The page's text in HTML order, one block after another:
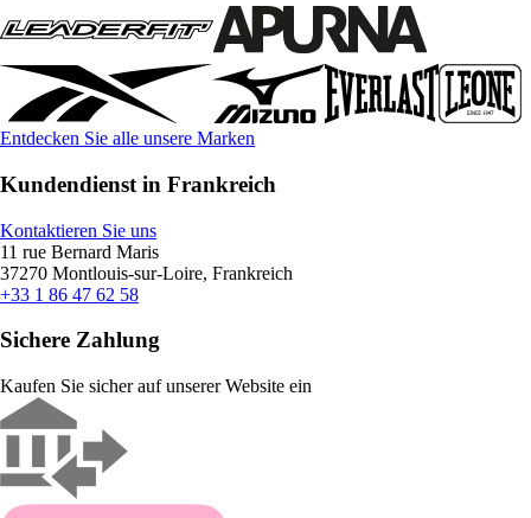
Entdecken Sie alle unsere Marken
Kundendienst in Frankreich
Kontaktieren Sie uns
11 rue Bernard Maris
37270 Montlouis-sur-Loire, Frankreich
+33 1 86 47 62 58
Sichere Zahlung
Kaufen Sie sicher auf unserer Website ein